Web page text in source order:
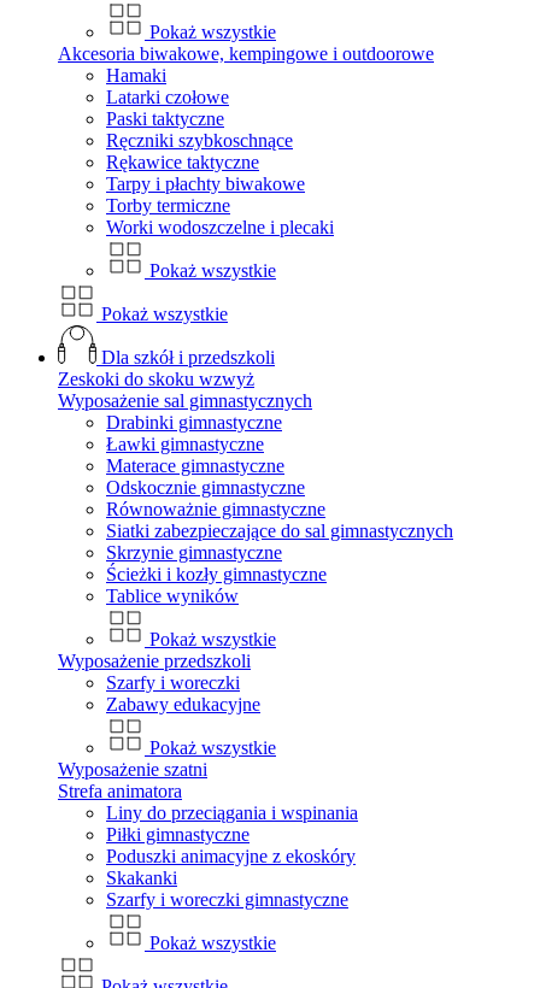
Pokaż wszystkie
Akcesoria biwakowe, kempingowe i outdoorowe
Hamaki
Latarki czołowe
Paski taktyczne
Ręczniki szybkoschnące
Rękawice taktyczne
Tarpy i płachty biwakowe
Torby termiczne
Worki wodoszczelne i plecaki
Pokaż wszystkie
Pokaż wszystkie
Dla szkół i przedszkoli
Zeskoki do skoku wzwyż
Wyposażenie sal gimnastycznych
Drabinki gimnastyczne
Ławki gimnastyczne
Materace gimnastyczne
Odskocznie gimnastyczne
Równoważnie gimnastyczne
Siatki zabezpieczające do sal gimnastycznych
Skrzynie gimnastyczne
Ścieżki i kozły gimnastyczne
Tablice wyników
Pokaż wszystkie
Wyposażenie przedszkoli
Szarfy i woreczki
Zabawy edukacyjne
Pokaż wszystkie
Wyposażenie szatni
Strefa animatora
Liny do przeciągania i wspinania
Piłki gimnastyczne
Poduszki animacyjne z ekoskóry
Skakanki
Szarfy i woreczki gimnastyczne
Pokaż wszystkie